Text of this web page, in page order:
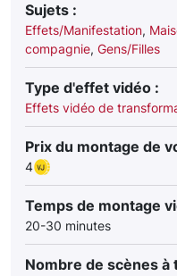
Sujets :
Effets/Manifestation,
compagnie, Gens/Filles
Type d'effet vidéo :
Effets vidéo de
Prix du montage de
4
Temps de montage
20-30 minutes
Nombre de scènes à